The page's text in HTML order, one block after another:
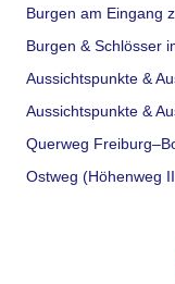
Burgen am Eingang
Burgen & Schlösser
Aussichtspunkte &
Aussichtspunkte &
Querweg
Ostweg (Höhenweg